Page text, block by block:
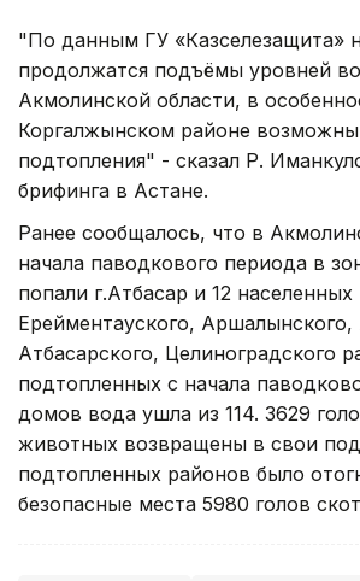
"По данным ГУ «Казселезащита»
продолжатся подъёмы уровней
Акмолинской области, в
Коргалжынском районе
подтопления" - сказал Р.
брифинга в Астане.
Ранее сообщалось, что в
начала паводкового периода в
попали г.Атбасар и 12 населенных
Ерейментауского, Аршалынского,
Атбасарского, Целиноградского
подтопленных с начала
домов вода ушла из 114. 3629
животных возвращены в свои
подтопленных районов было
безопасные места 5980 голов